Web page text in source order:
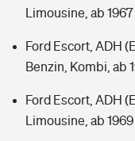
Limousine, ab 1967
Ford Escort, ADH
Benzin, Kombi, ab
Ford Escort, ADH
Limousine, ab 1969